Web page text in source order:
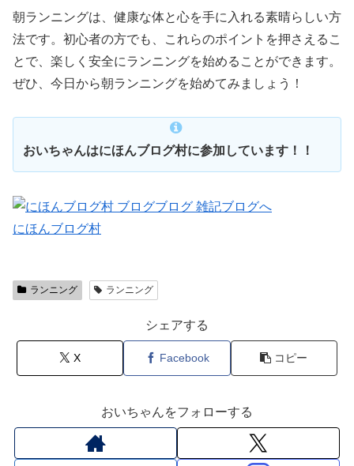
朝ランニングは、健康な体と心を手に入れる素晴らしい方
法です。初心者の方でも、これらのポイントを押さえるこ
とで、楽しく安全にランニングを始めることができます。
ぜひ、今日から朝ランニングを始めてみましょう！
おいちゃんはにほんブログ村に参加しています！！
にほんブログ村
ランニング ランニング
シェアする
X Facebook コピー
おいちゃんをフォローする